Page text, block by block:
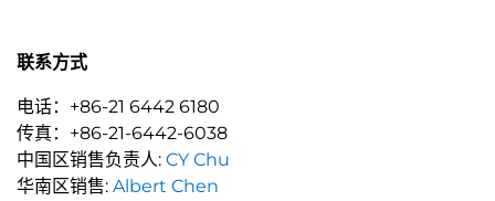
联系方式
电话：+86-21 6442 6180
传真：+86-21-6442-6038
中国区销售负责人: CY Chu
华南区销售: Albert Chen